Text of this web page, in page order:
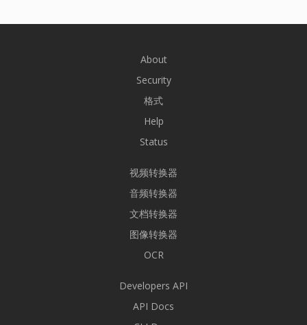
About
Security
格式
Help
Status
视频转换器
音频转换器
文档转换器
图像转换器
OCR
Developers API
API Docs